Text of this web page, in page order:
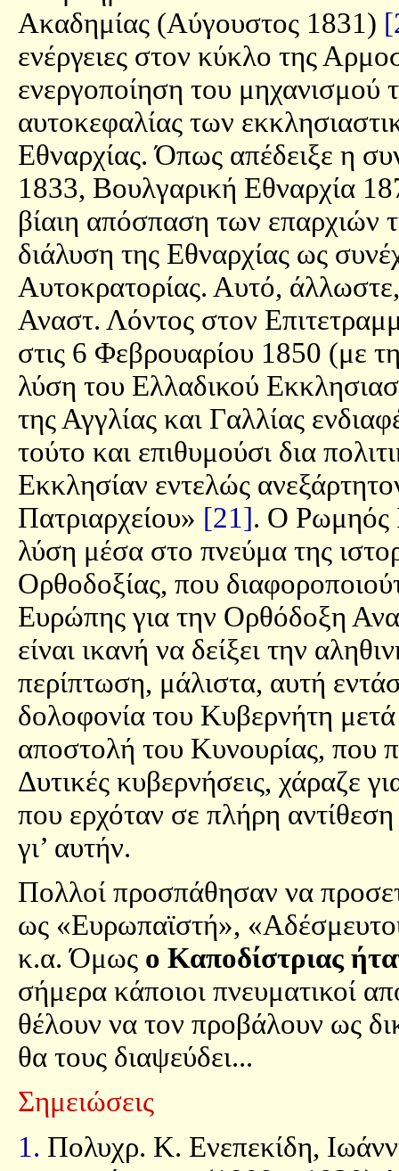
Ακαδημίας (Αύγουστος 1831)
ενέργειες στον κύκλο της
ενεργοποίηση του μηχανισμού
αυτοκεφαλίας των
Εθναρχίας. Όπως απέδειξε η
1833, Βουλγαρική Εθναρχία
βίαιη απόσπαση των επαρχιών
διάλυση της Εθναρχίας ως
Αυτοκρατορίας. Αυτό,
Αναστ. Λόντος στον
στις 6 Φεβρουαρίου 1850 (με
λύση του Ελλαδικού
της Αγγλίας και Γαλλίας
τούτο και επιθυμούσι δια
Εκκλησίαν εντελώς
Πατριαρχείου» [21]. Ο Ρωμηός
λύση μέσα στο πνεύμα της
Ορθοδοξίας, που
Ευρώπης για την Ορθόδοξη
είναι ικανή να δείξει την
περίπτωση, μάλιστα, αυτή
δολοφονία του Κυβερνήτη μετά
αποστολή του Κυνουρίας, που
Δυτικές κυβερνήσεις, χάραζε
που ερχόταν σε πλήρη
γι’ αυτήν.
Πολλοί προσπάθησαν να
ως «Ευρωπαϊστή»,
κ.α. Όμως ο Καποδίστριας
σήμερα κάποιοι πνευματικοί
θέλουν να τον προβάλουν ως
θα τους διαψεύδει...
Σημειώσεις
1. Πολυχρ. Κ. Ενεπεκίδη,